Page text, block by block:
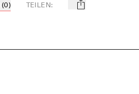
(0) TEILEN: mail